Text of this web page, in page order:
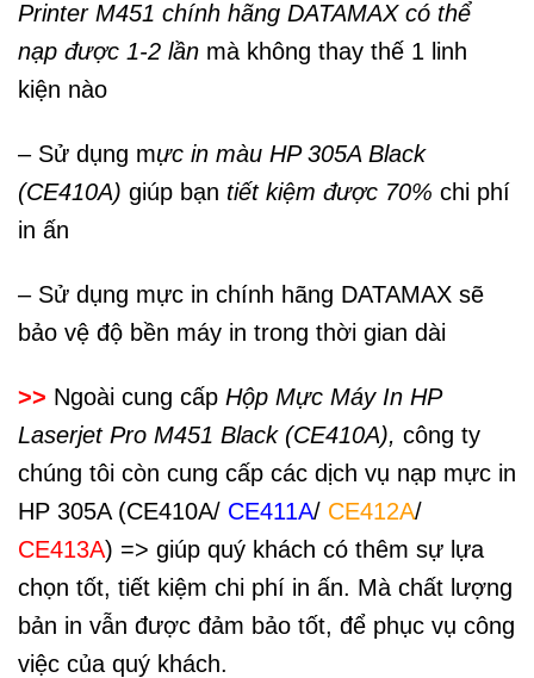
Printer M451 chính hãng DATAMAX có thể
nạp được 1-2 lần mà không thay thế 1 linh
kiện nào
– Sử dụng mực in màu HP 305A Black
(CE410A) giúp bạn tiết kiệm được 70% chi phí
in ấn
– Sử dụng mực in chính hãng DATAMAX sẽ
bảo vệ độ bền máy in trong thời gian dài
>> Ngoài cung cấp Hộp Mực Máy In HP
Laserjet Pro M451 Black (CE410A), công ty
chúng tôi còn cung cấp các dịch vụ nạp mực in
HP 305A (CE410A/ CE411A/ CE412A/
CE413A) => giúp quý khách có thêm sự lựa
chọn tốt, tiết kiệm chi phí in ấn. Mà chất lượng
bản in vẫn được đảm bảo tốt, để phục vụ công
việc của quý khách.